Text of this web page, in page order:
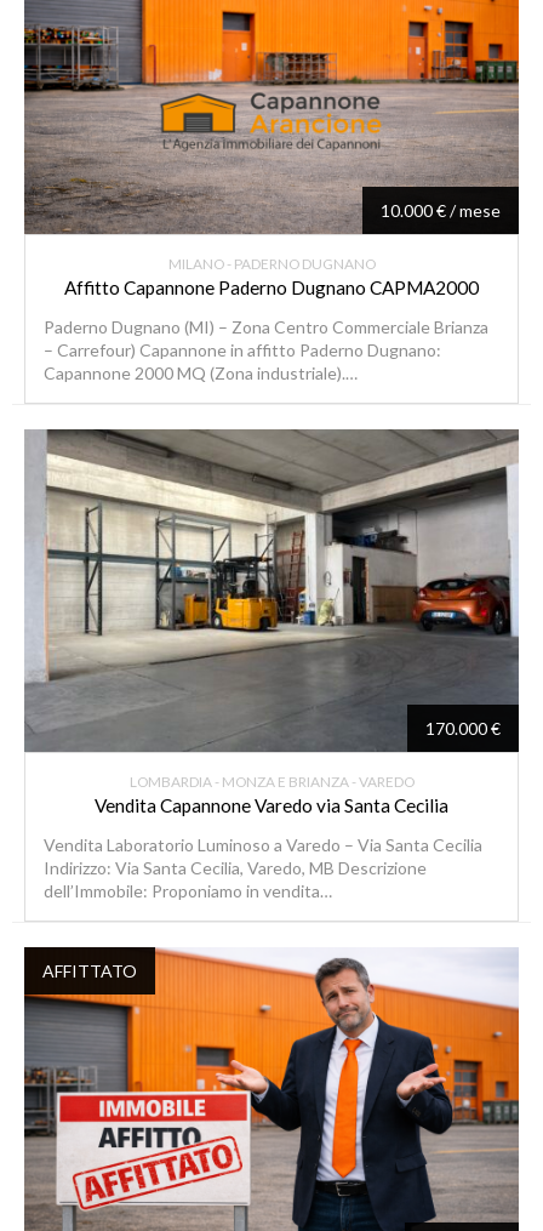
10.000 € / mese
MILANO - PADERNO DUGNANO
Affitto Capannone Paderno Dugnano CAPMA2000
Paderno Dugnano (MI) – Zona Centro Commerciale Brianza
– Carrefour) Capannone in affitto Paderno Dugnano:
Capannone 2000 MQ (Zona industriale).…
170.000 €
LOMBARDIA - MONZA E BRIANZA - VAREDO
Vendita Capannone Varedo via Santa Cecilia
Vendita Laboratorio Luminoso a Varedo – Via Santa Cecilia
Indirizzo: Via Santa Cecilia, Varedo, MB Descrizione
dell’Immobile: Proponiamo in vendita…
AFFITTATO